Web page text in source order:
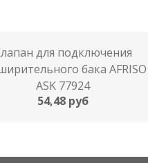
для подключения
бака AFRISO
ASK 77924
54,48 руб